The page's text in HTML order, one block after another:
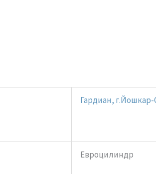
Гардиан,
Евроцилиндр